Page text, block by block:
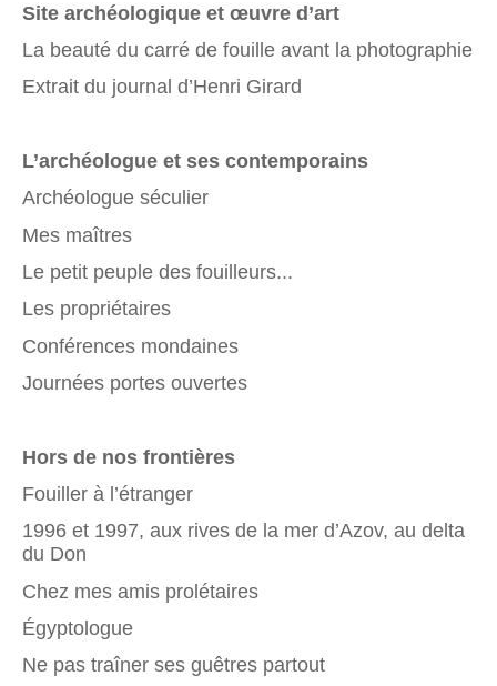
Site archéologique et œuvre d’art
La beauté du carré de fouille avant la photographie
Extrait du journal d’Henri Girard
L’archéologue et ses contemporains
Archéologue séculier
Mes maîtres
Le petit peuple des fouilleurs...
Les propriétaires
Conférences mondaines
Journées portes ouvertes
Hors de nos frontières
Fouiller à l’étranger
1996 et 1997, aux rives de la mer d’Azov, au delta
du Don
Chez mes amis prolétaires
Égyptologue
Ne pas traîner ses guêtres partout